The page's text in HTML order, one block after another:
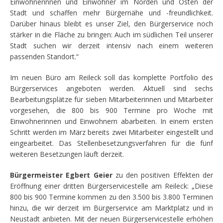
Stadt und schaffen mehr Bürgernähe und -freundlichkeit.
Darüber hinaus bleibt es unser Ziel, den Bürgerservice noch
stärker in die Fläche zu bringen: Auch im südlichen Teil unserer
Stadt suchen wir derzeit intensiv nach einem weiteren
passenden Standort.“
Im neuen Büro am Reileck soll das komplette Portfolio des
Bürgerservices angeboten werden. Aktuell sind sechs
Bearbeitungsplätze für sieben Mitarbeiterinnen und Mitarbeiter
vorgesehen, die 800 bis 900 Termine pro Woche mit
Einwohnerinnen und Einwohnern abarbeiten. In einem ersten
Schritt werden im März bereits zwei Mitarbeiter eingestellt und
eingearbeitet. Das Stellenbesetzungsverfahren für die fünf
weiteren Besetzungen läuft derzeit.
Bürgermeister Egbert Geier zu den positiven Effekten der
Eröffnung einer dritten Bürgerservicestelle am Reileck: „Diese
800 bis 900 Termine kommen zu den 3.500 bis 3.800 Terminen
hinzu, die wir derzeit im Bürgerservice am Marktplatz und in
Neustadt anbieten. Mit der neuen Bürgerservicestelle erhöhen